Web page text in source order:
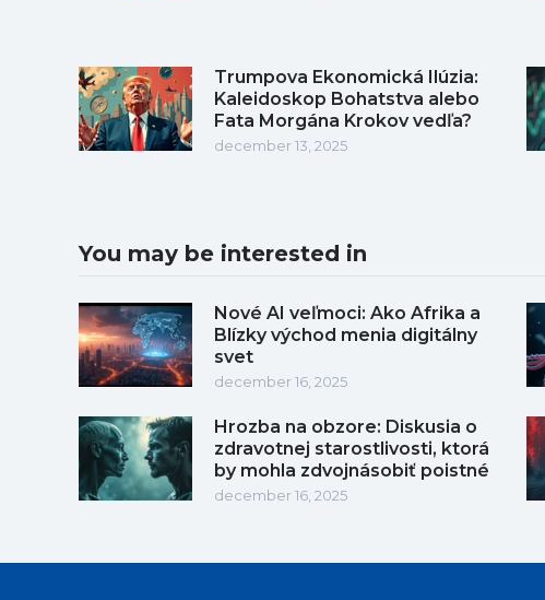
Trumpova Ekonomická Ilúzia:
Kaleidoskop Bohatstva alebo
Fata Morgána Krokov vedľa?
december 13, 2025
You may be interested in
Nové AI veľmoci: Ako Afrika a
Blízky východ menia digitálny
svet
december 16, 2025
Hrozba na obzore: Diskusia o
zdravotnej starostlivosti, ktorá
by mohla zdvojnásobiť poistné
december 16, 2025